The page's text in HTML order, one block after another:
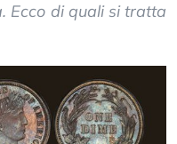
Ecco di quali si tratta